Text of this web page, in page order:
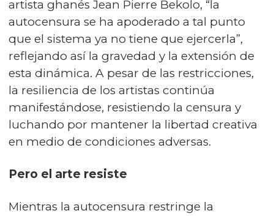
artista ghanés Jean Pierre Bekolo, “la
autocensura se ha apoderado a tal punto
que el sistema ya no tiene que ejercerla”,
reflejando así la gravedad y la extensión de
esta dinámica. A pesar de las restricciones,
la resiliencia de los artistas continúa
manifestándose, resistiendo la censura y
luchando por mantener la libertad creativa
en medio de condiciones adversas.
Pero el arte resiste
Mientras la autocensura restringe la